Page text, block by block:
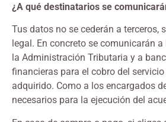
¿A qué destinatarios se
Tus datos no se cederán a terceros,
legal. En concreto se comunicarán
la Administración Tributaria y a
financieras para el cobro del
adquirido. Como a los encargados
necesarios para la ejecución del